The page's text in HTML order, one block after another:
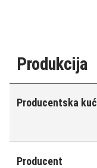
Produkcija
Producentska
Producent